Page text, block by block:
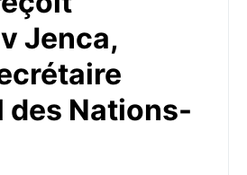
Jenca,
des Nations-